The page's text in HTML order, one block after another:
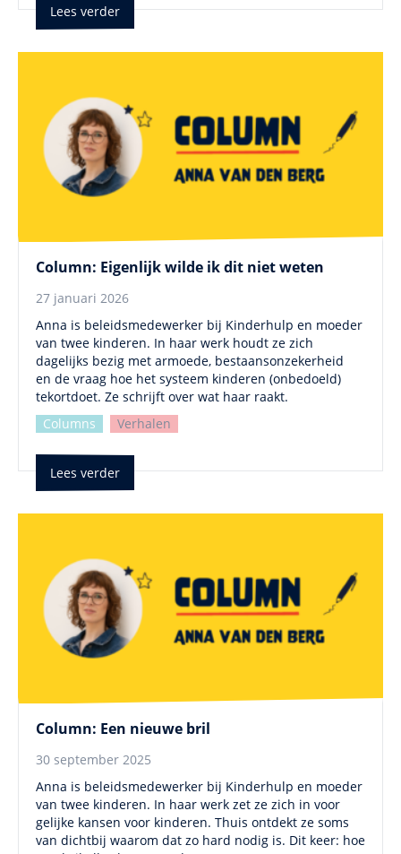
Lees verder
Column: Eigenlijk wilde ik dit niet weten
27 januari 2026
Anna is beleidsmedewerker bij Kinderhulp en moeder
van twee kinderen. In haar werk houdt ze zich
dagelijks bezig met armoede, bestaansonzekerheid
en de vraag hoe het systeem kinderen (onbedoeld)
tekortdoet. Ze schrijft over wat haar raakt.
Columns
Verhalen
Lees verder
Column: Een nieuwe bril
30 september 2025
Anna is beleidsmedewerker bij Kinderhulp en moeder
van twee kinderen. In haar werk zet ze zich in voor
gelijke kansen voor kinderen. Thuis ontdekt ze soms
van dichtbij waarom dat zo hard nodig is. Dit keer: hoe